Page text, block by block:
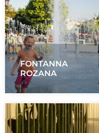
FONTANNA
ROZANA